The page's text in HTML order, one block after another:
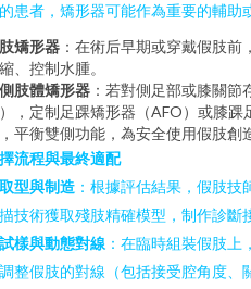
患者，矯形器可能作為重要的輔助
矯形器 ：在術后早期或穿戴假肢
、控制水腫。
肢體矯形器 ：若對側足部或膝關
，定制足踝矯形器（AFO）或膝
平衡雙側功能，為安全使用假肢創
流程與最終適配
取型與制造 ：根據評估結果，假肢
技術獲取殘肢精確模型，制作診斷
試樣與動態對線 ：在臨時組裝假肢
整假肢的對線（包括接受腔角度